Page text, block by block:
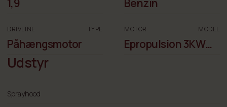
1,9 Benzin
DRIVLINE TYPE
Påhængsmotor
MOTOR MODEL
Epropulsion 3KW
Udstyr
Sprayhood